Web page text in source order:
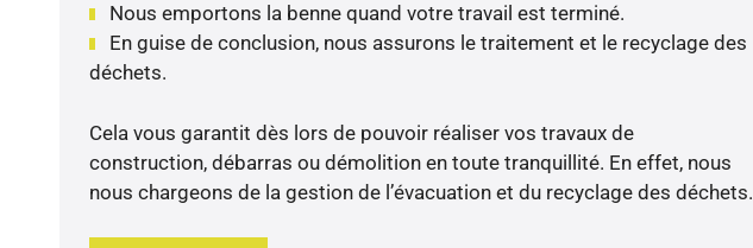
Nous emportons la benne quand votre travail est terminé.
En guise de conclusion, nous assurons le traitement et le recyclage des
déchets.
Cela vous garantit dès lors de pouvoir réaliser vos travaux de
construction, débarras ou démolition en toute tranquillité. En effet, nous
nous chargeons de la gestion de l’évacuation et du recyclage des déchets.